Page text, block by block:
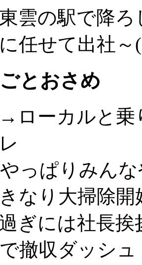
雲の駅で降
任せて出社～
とおさめ
ローカルと乗
っぱりみん
なり大掃除開
ぎには社長
撤収ダッシュ